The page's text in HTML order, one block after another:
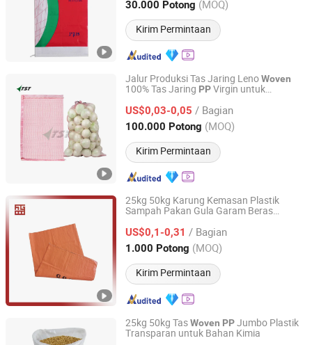
30.000 Potong (MOQ)
Kirim Permintaan
Jalur Produksi Tas Jaring LenoWoven
100% Tas Jaring PPVirgin untuk
Plastik untuk Pengemasan Sayuran dan
Buah-buahan
US$0,03-0,05 / Bagian
100.000 Potong (MOQ)
Kirim Permintaan
Hebei Tuosite Import & Export Trade Co., Ltd.
Hebei, China Harga mulai 2022
25kg 50kg Karung Kemasan Plastik
Sampah Pakan Gula Garam Beras
PP
US$0,1-0,31 / Bagian
1.000 Potong (MOQ)
Kirim Permintaan
Yantai Zhensheng Plastic Co., Ltd.
Shandong, China Harga mulai 2021
25kg 50kg TasWoven PPJumbo Plastik
Transparan untuk Bahan Kimia
Guantao Yinerte Plastic Packaging Co., Ltd.